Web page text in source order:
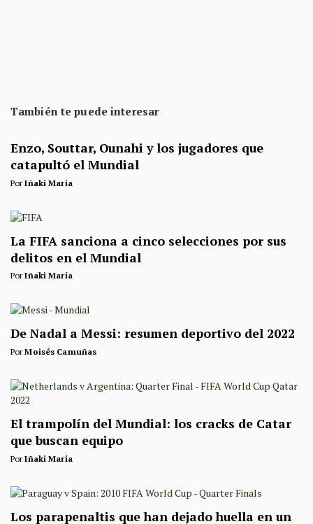
También te puede interesar
Enzo, Souttar, Ounahi y los jugadores que
catapultó el Mundial
PorIñaki María
La FIFA sanciona a cinco selecciones por sus
delitos en el Mundial
PorIñaki María
De Nadal a Messi: resumen deportivo del 2022
PorMoisés Camuñas
El trampolín del Mundial: los cracks de Catar
que buscan equipo
PorIñaki María
Los parapenaltis que han dejado huella en un